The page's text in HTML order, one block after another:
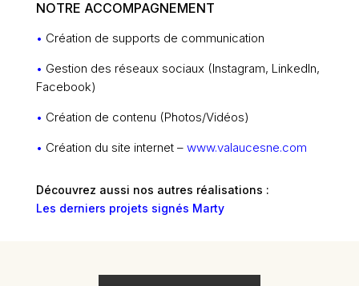
NOTRE ACCOMPAGNEMENT
• Création de supports de communication
• Gestion des réseaux sociaux (Instagram, LinkedIn,
Facebook)
• Création de contenu (Photos/Vidéos)
• Création du site internet – www.valaucesne.com
Découvrez aussi nos autres réalisations :
Les derniers projets signés Marty